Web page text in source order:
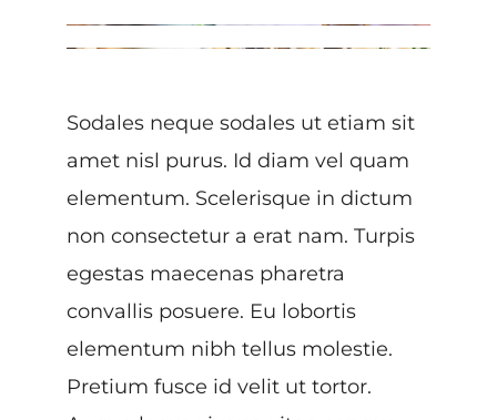
Sodales neque sodales ut etiam sit
amet nisl purus. Id diam vel quam
elementum. Scelerisque in dictum
non consectetur a erat nam. Turpis
egestas maecenas pharetra
convallis posuere. Eu lobortis
elementum nibh tellus molestie.
Pretium fusce id velit ut tortor.